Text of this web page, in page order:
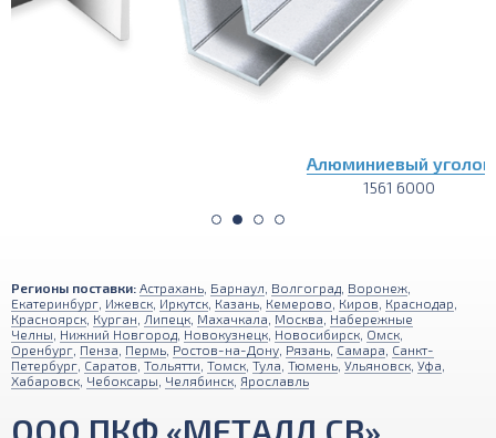
Алюминиевый уголок
Регионы поставки: Астрахань Барнаул Волгоград Воронеж
Екатеринбург Ижевск Иркутск Казань Кемерово Киров Краснодар
Красноярск Курган Липецк Махачкала Москва Набережные
Челны Нижний Новгород Новокузнецк Новосибирск Омск
Оренбург Пенза Пермь Ростов-на-Дону Рязань Самара Санкт-
Петербург Саратов Тольятти Томск Тула Тюмень Ульяновск Уфа
Хабаровск Чебоксары Челябинск Ярославль